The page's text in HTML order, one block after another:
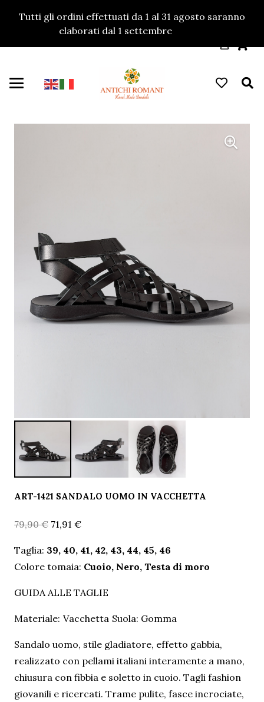
Tutti gli ordini effettuati da 1 al 31 agosto saranno
elaborati dal 1 settembre
ART-1421 SANDALO UOMO IN VACCHETTA
79,90€ Il
originale
era:
79,90 €.
71,91 €Il
attuale
è:
71,91 €.
Taglia: 39, 40, 41, 42, 43, 44, 45, 46
Colore tomaia: Cuoio, Nero, Testa di moro
GUIDA ALLE TAGLIE
Materiale: Vacchetta Suola: Gomma
Sandalo uomo, stile gladiatore, effetto gabbia,
realizzato con pellami italiani interamente a mano,
chiusura con fibbia e soletto in cuoio. Tagli fashion
giovanili e ricercati. Trame pulite, fasce incrociate,